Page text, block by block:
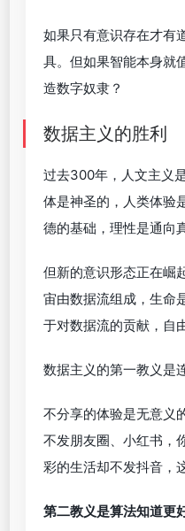
如果只有意识存在才有
具。但如果智能本身就
造数字奴隶？
数据主义的胜利
过去300年，人文主义
体是神圣的，人类体验
德的基础，理性是通向
但新的意识形态正在
宙由数据流组成，生命
于对数据流的贡献，自
数据主义的第一教义是
不分享的体验是无意义
不发朋友圈、小红书，
彩的生活却不发抖音，
第二教义是算法知道更好